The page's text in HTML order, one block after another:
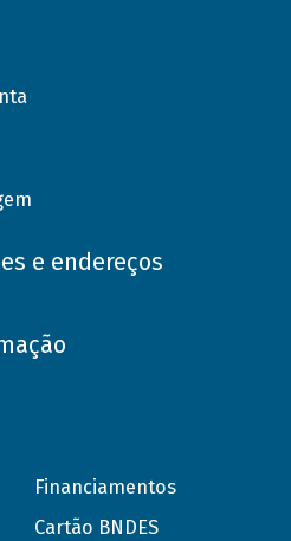
e endereços
Financiamentos
Cartão BNDES